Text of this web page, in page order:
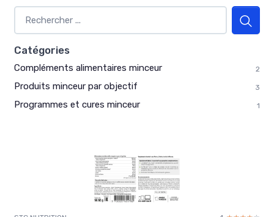
Catégories
Compléments alimentaires minceur 2
Produits minceur par objectif 3
Programmes et cures minceur 1